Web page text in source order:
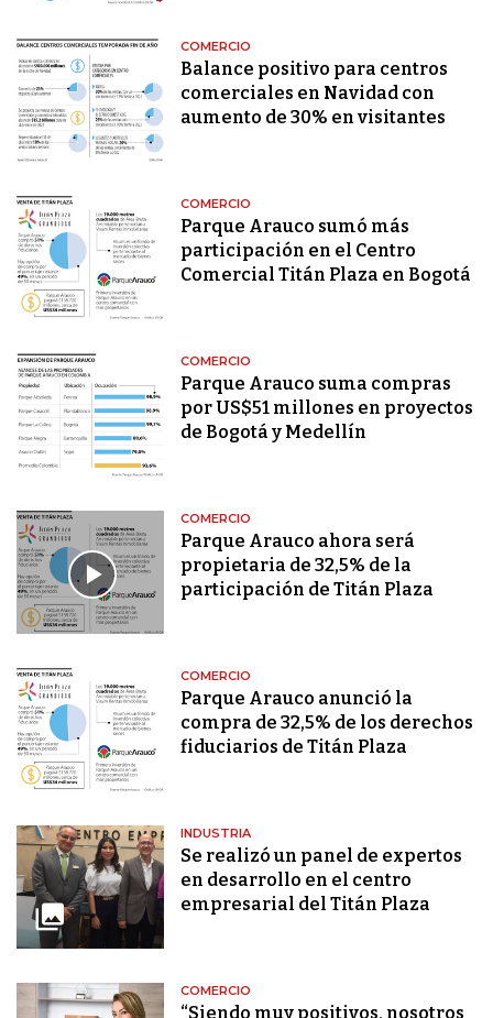
COMERCIO
Balance positivo para centros
comerciales en Navidad con
aumento de 30% en visitantes
COMERCIO
Parque Arauco sumó más
participación en el Centro
Comercial Titán Plaza en Bogotá
COMERCIO
Parque Arauco suma compras
por US$51 millones en proyectos
de Bogotá y Medellín
COMERCIO
Parque Arauco ahora será
propietaria de 32,5% de la
participación de Titán Plaza
COMERCIO
Parque Arauco anunció la
compra de 32,5% de los derechos
fiduciarios de Titán Plaza
INDUSTRIA
Se realizó un panel de expertos
en desarrollo en el centro
empresarial del Titán Plaza
COMERCIO
“Siendo muy positivos, nosotros